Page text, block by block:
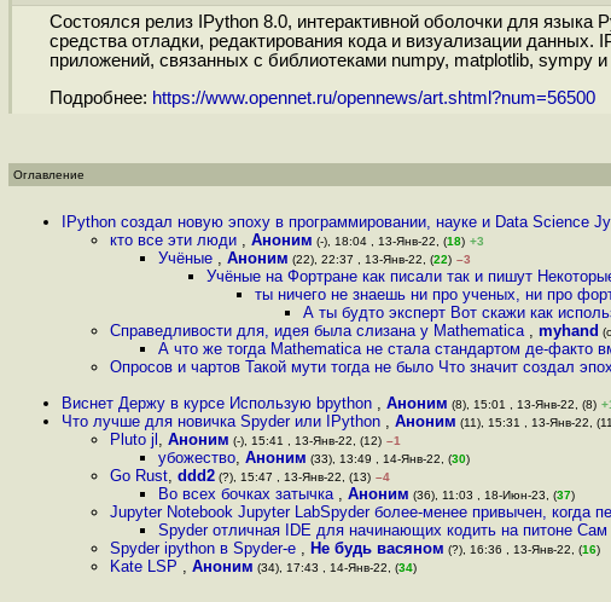
Состоялся релиз IPython 8.0, интерактивной оболочки для языка
средства отладки, редактирования кода и визуализации данных.
приложений, связанных с библиотеками numpy, matplotlib, sympy и
Подробнее: https://www.opennet.ru/opennews/art.shtml?num=56500
Оглавление
IPython создал новую эпоху в программировании, науке и Data Science
кто все эти люди , Аноним (-), 18:04 , 13-Янв-22, (18) +3
Учёные , Аноним (22), 22:37 , 13-Янв-22, (22) –3
Учёные на Фортране как писали так и пишут
ты ничего не знаешь ни про ученых, ни про
А ты будто эксперт Вот скажи как
Справедливости для, идея была слизана у Mathematica , myhand
А что же тогда Mathematica не стала стандартом де-факто
Опросов и чартов Такой мути тогда не было Что значит создал
Виснет Держу в курсе Использую bpython , Аноним (8), 15:01 , 13-Янв-22, (8)
Что лучше для новичка Spyder или IPython , Аноним (11), 15:31 , 13-Янв-22,
Pluto jl , Аноним (-), 15:41 , 13-Янв-22, (12) –1
убожество, Аноним (33), 13:49 , 14-Янв-22, (30)
Go Rust, ddd2 (?), 15:47 , 13-Янв-22, (13) –4
Во всех бочках затычка , Аноним (36), 11:03 , 18-Июн-23, (37)
Jupyter Notebook Jupyter LabSpyder более-менее привычен, когда
Spyder отличная IDE для начинающих кодить на питоне
Spyder ipython в Spyder-e , Не будь васяном (?), 16:36 , 13-Янв-22, (16)
Kate LSP , Аноним (34), 17:43 , 14-Янв-22, (34)